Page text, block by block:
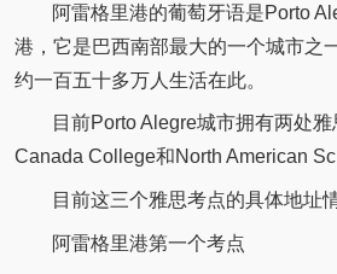
阿雷格里港的葡萄牙语是Porto
港，它是巴西南部最大的一个城市之
约一百五十多万人生活在此。
目前Porto Alegre城市拥有两处
Canada College和North American
目前这三个雅思考点的具体地址
阿雷格里港第一个考点